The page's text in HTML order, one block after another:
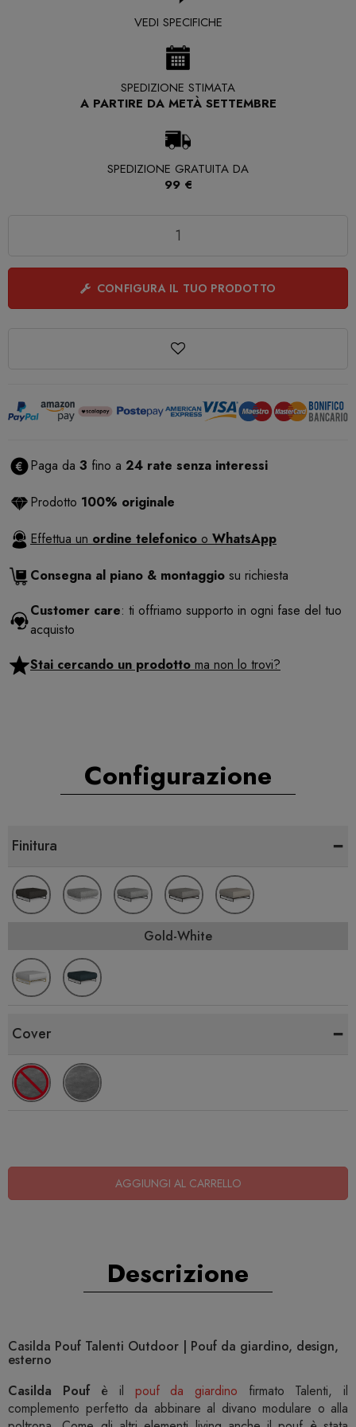
VEDI SPECIFICHE
SPEDIZIONE STIMATA
A PARTIRE DA METÀ SETTEMBRE
SPEDIZIONE GRATUITA DA
99 €
CONFIGURA IL TUO PRODOTTO
Paga da 3 fino a 24 rate senza interessi
Prodotto 100% originale
Effettua un ordine telefonico o WhatsApp
Consegna al piano & montaggio su richiesta
Customer care: ti offriamo supporto in ogni fase del tuo
acquisto
Stai cercando un prodotto ma non lo trovi?
Configurazione
Finitura -
Gold-White
Cover -
AGGIUNGI AL CARRELLO
Descrizione
Casilda Pouf Talenti Outdoor | Pouf da giardino, design,
esterno
Casilda Poufè il pouf da giardino firmato Talenti, il
complemento perfetto da abbinare al divano modulare o alla